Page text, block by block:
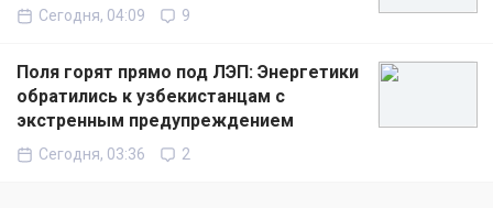
Сегодня, 04:09 9
Поля горят прямо под ЛЭП: Энергетики
обратились к узбекистанцам с
экстренным предупреждением
Сегодня, 03:36 2